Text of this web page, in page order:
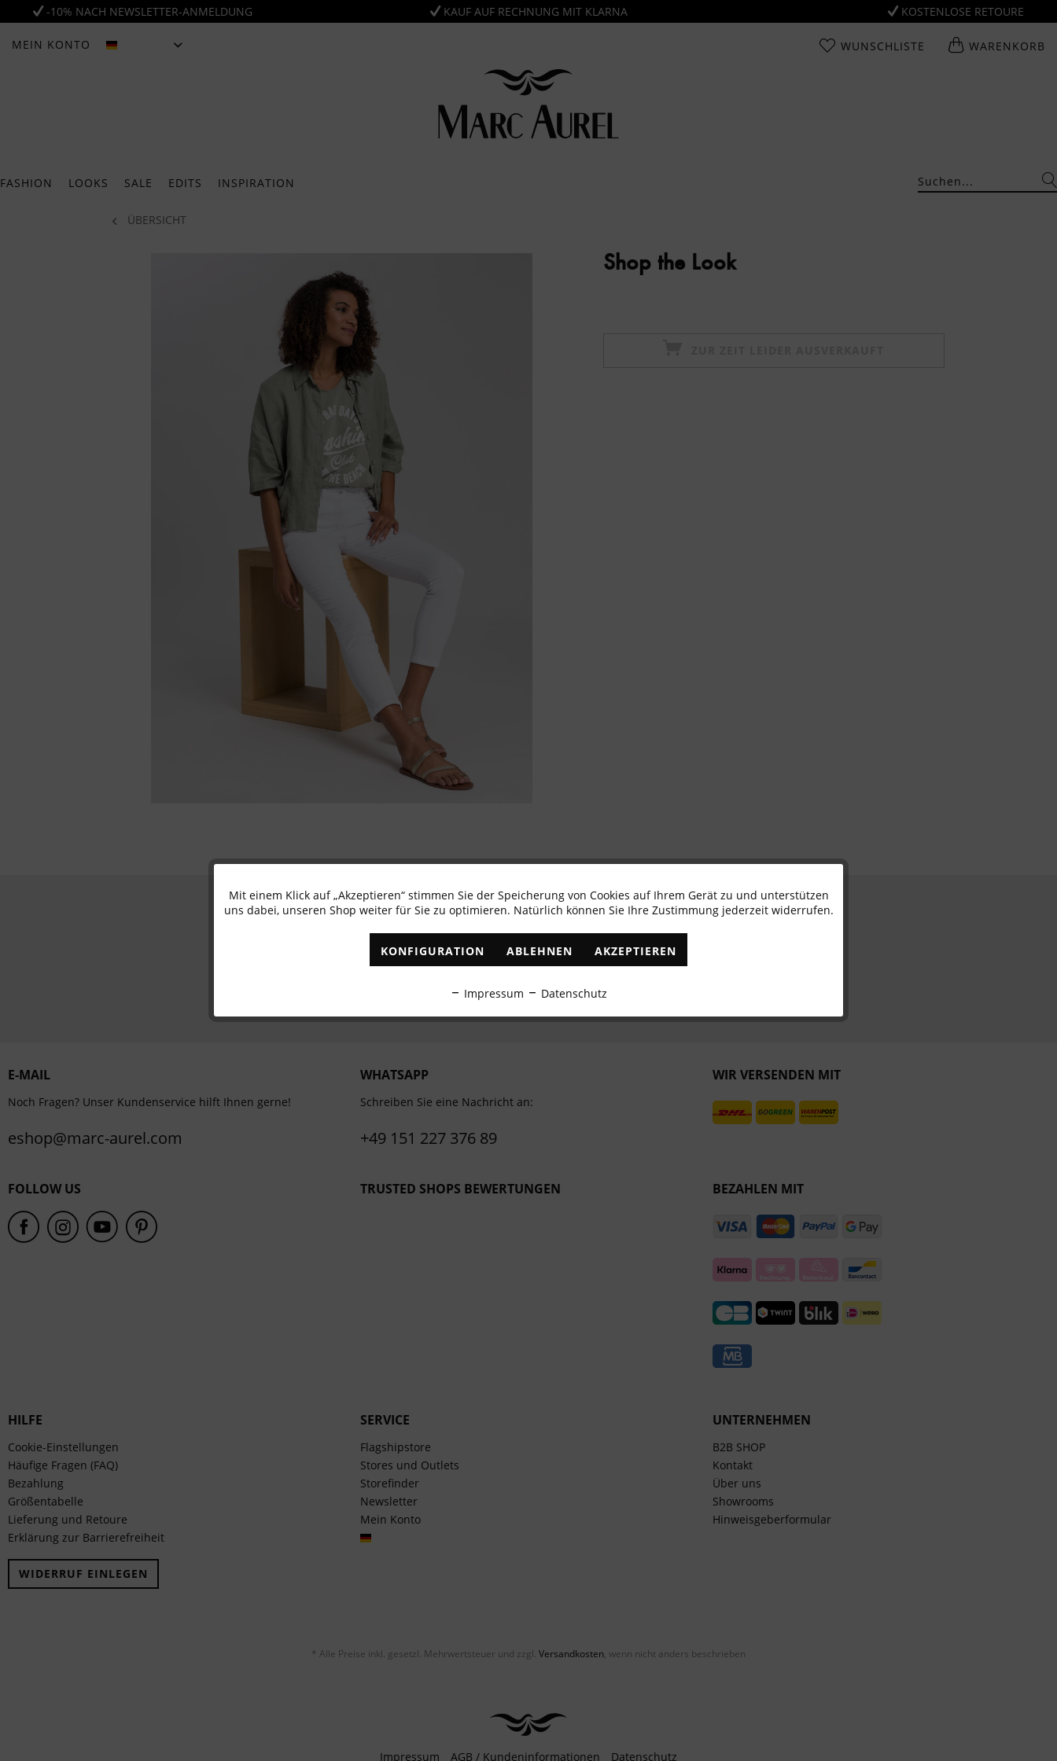
-10% NACH NEWSLETTER-ANMELDUNG KAUF AUF RECHNUNG MIT KLARNA KOSTENLOSE RETOURE
MEIN KONTO WUNSCHLISTE WARENKORB
FASHION LOOKS SALE EDITS INSPIRATION
ÜBERSICHT
Shop the Look
Newsletter abonnieren & 10% - Gutschein erhalten
✓ Exklusive Angebote ✓ Die aktuellsten Trends
E-MAIL
Noch Fragen? Unser Kundenservice hilft Ihnen gerne!
eshop@marc-aurel.com
WHATSAPP
Schreiben Sie eine Nachricht an:
+49 151 227 376 89
WIR VERSENDEN MIT
FOLLOW US TRUSTED SHOPS BEWERTUNGEN BEZAHLEN MIT
HILFE
Cookie-Einstellungen
Häufige Fragen (FAQ)
Bezahlung
Größentabelle
Lieferung und Retoure
Erklärung zur Barrierefreiheit
WIDERRUF EINLEGEN
SERVICE
Flagshipstore
Stores und Outlets
Storefinder
Newsletter
Mein Konto
UNTERNEHMEN
B2B SHOP
Kontakt
Über uns
Showrooms
Hinweisgeberformular
* Alle Preise inkl. gesetzl. Mehrwertsteuer und zzgl. Versandkosten, wenn nicht anders beschrieben
Impressum AGB / Kundeninformationen Datenschutz
Funktionale Aktiv
Mit einem Klick auf „Akzeptieren“ stimmen Sie der Speicherung von Cookies auf Ihrem Gerät zu und unterstützen
uns dabei, unseren Shop weiter für Sie zu optimieren. Natürlich können Sie Ihre Zustimmung jederzeit widerrufen.
KONFIGURATION ABLEHNEN AKZEPTIEREN
Impressum Datenschutz